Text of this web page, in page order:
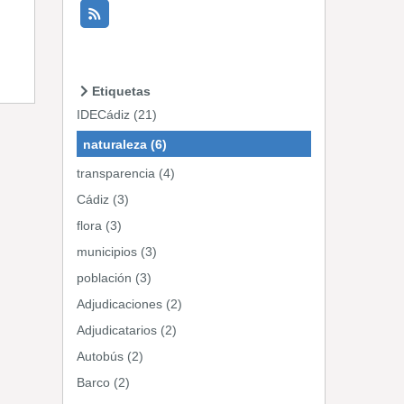
Etiquetas
IDECádiz (21)
naturaleza (6)
transparencia (4)
Cádiz (3)
flora (3)
municipios (3)
población (3)
Adjudicaciones (2)
Adjudicatarios (2)
Autobús (2)
Barco (2)